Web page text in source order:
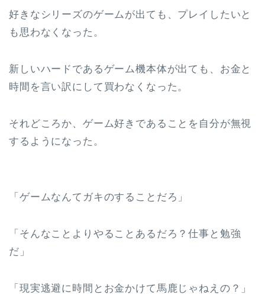
好きなシリーズのゲームが出ても、プレイしたいと
も思わなくなった。
新しいハードであるゲーム機本体が出ても、お金と
時間を言い訳にして買わなくなった。
それどころか、ゲーム好きであることを自分が無視
するようになった。
「ゲームなんてガキのすることだろ」
「そんなことよりやることあるだろ？仕事と勉強
だ」
「現実逃避に時間とお金かけて馬鹿じゃねえの？」